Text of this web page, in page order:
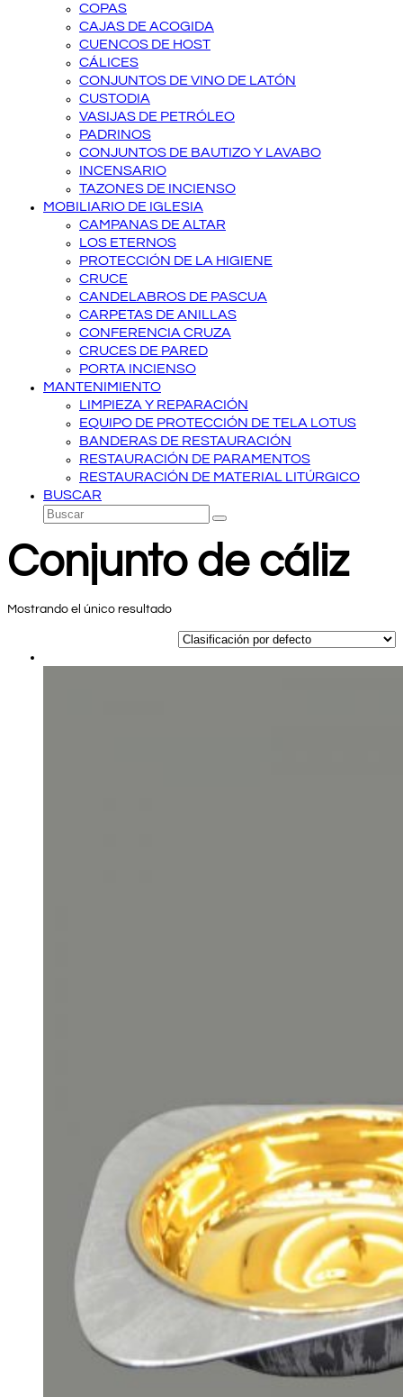
COPAS
CAJAS DE ACOGIDA
CUENCOS DE HOST
CÁLICES
CONJUNTOS DE VINO DE LATÓN
CUSTODIA
VASIJAS DE PETRÓLEO
PADRINOS
CONJUNTOS DE BAUTIZO Y LAVABO
INCENSARIO
TAZONES DE INCIENSO
MOBILIARIO DE IGLESIA
CAMPANAS DE ALTAR
LOS ETERNOS
PROTECCIÓN DE LA HIGIENE
CRUCE
CANDELABROS DE PASCUA
CARPETAS DE ANILLAS
CONFERENCIA CRUZA
CRUCES DE PARED
PORTA INCIENSO
MANTENIMIENTO
LIMPIEZA Y REPARACIÓN
EQUIPO DE PROTECCIÓN DE TELA LOTUS
BANDERAS DE RESTAURACIÓN
RESTAURACIÓN DE PARAMENTOS
RESTAURACIÓN DE MATERIAL LITÚRGICO
BUSCAR
Buscar
Enviar
Conjunto de cáliz
Mostrando el único resultado